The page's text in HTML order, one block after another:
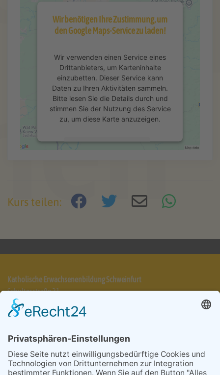
Wir benötigen Ihre Zustimmung, um
den Google Maps-Service zu laden!
Wir verwenden einen Service eines
Drittanbieters, um Karteninhalte
einzubetten. Dieser Service kann
Daten zu Ihren Aktivitäten sammeln.
Bitte lesen Sie die Details durch und
stimmen Sie der Nutzung des Service
zu, um diese Karte anzuzeigen.
Mehr Informationen
Management Platform
&eRecht24
Kurs teilen:
Katholische Erwachsenenbildung Schweinfurt
Schultesstraße 21
97421 Schweinfurt
Telefon 09721 7025-31
Impressum Datenschutzerklärung AGB